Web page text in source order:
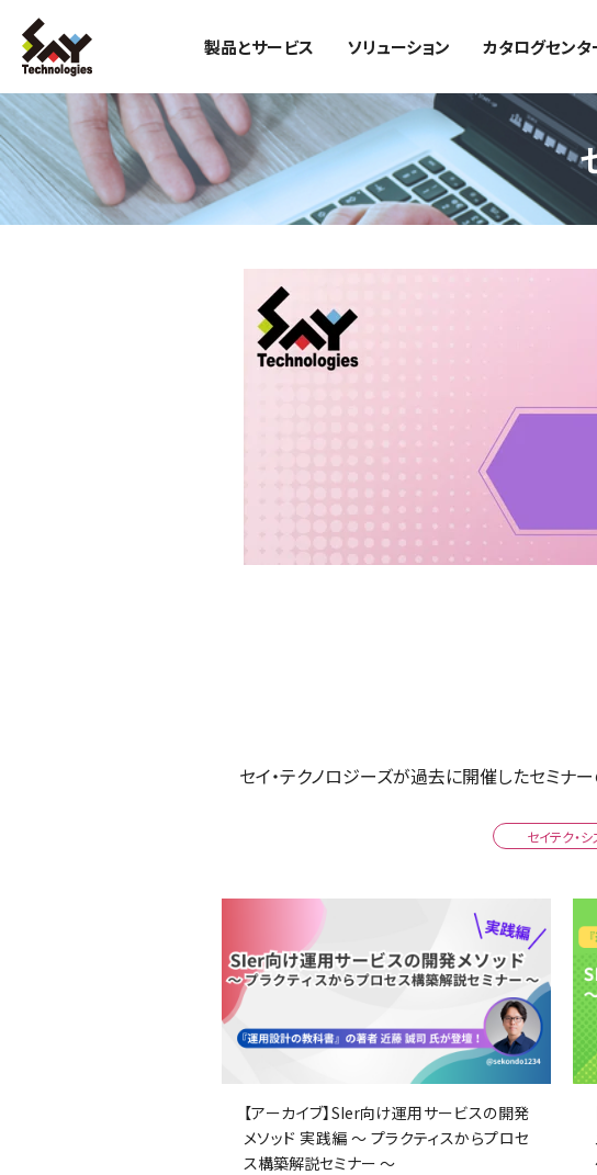
製品とサービス ソリューション カタログセンタ
セイ・テクノロジーズが過去に開催したセミナ
セイテク・
【アーカイブ】SIer向け運用サービスの開発
メソッド 実践編 ～ プラクティスからプロセ
ス構築解説セミナー ～